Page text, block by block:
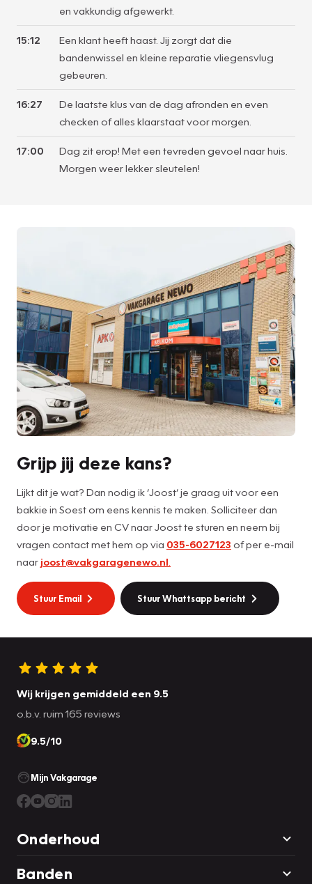
en vakkundig afgewerkt.
15:12
Een klant heeft haast. Jij zorgt dat die
bandenwissel en kleine reparatie vliegensvlug
gebeuren.
16:27
De laatste klus van de dag afronden en even
checken of alles klaarstaat voor morgen.
17:00
Dag zit erop! Met een tevreden gevoel naar huis.
Morgen weer lekker sleutelen!
Grijp jij deze kans?
Lijkt dit je wat? Dan nodig ik ‘Joost’ je graag uit voor een
bakkie in Soest om eens kennis te maken. Solliciteer dan
door je motivatie en CV naar Joost te sturen en neem bij
vragen contact met hem op via 035-6027123 of per e-mail
naar joost@vakgaragenewo.nl
Stuur Email Stuur Whattsapp bericht
Wij krijgen gemiddeld een 9.5
o.b.v. ruim 165 reviews
9.5/10
Mijn Vakgarage
Onderhoud
Banden